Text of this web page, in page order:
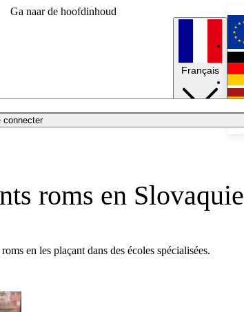
Ga naar de hoofdinhoud
connecter
Français
roms en Slovaquie
en les plaçant dans des écoles spécialisées.